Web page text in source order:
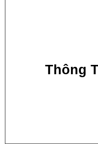
Thông